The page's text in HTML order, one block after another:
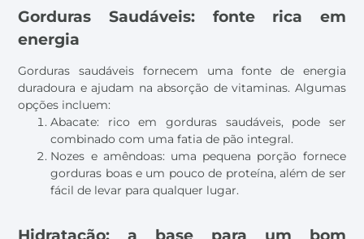
Gorduras Saudáveis: fonte rica em
energia
Gorduras saudáveis fornecem uma fonte de energia
duradoura e ajudam na absorção de vitaminas. Algumas
opções incluem:
Abacate: rico em gorduras saudáveis, pode ser
combinado com uma fatia de pão integral.
Nozes e amêndoas: uma pequena porção fornece
gorduras boas e um pouco de proteína, além de ser
fácil de levar para qualquer lugar.